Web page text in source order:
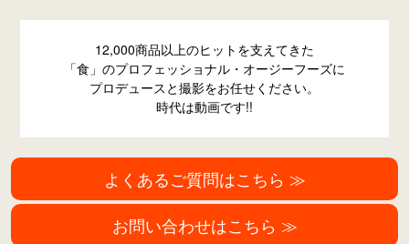
12,000商品以上のヒットを支えてきた
「食」のプロフェッショナル・オージーフーズに
プロデュースと撮影をお任せください。
時代は動画です!!
よくあるご質問はこちら ≫
お問い合わせはこちら ≫